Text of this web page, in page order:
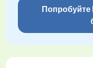
Попробуйте